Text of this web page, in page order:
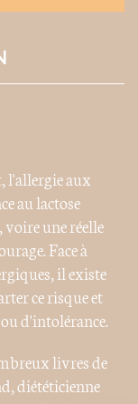
l'allergie aux
au lactose
une réelle
Face à
il existe
ce risque et
d'intolérance.
livres de
diététicienne